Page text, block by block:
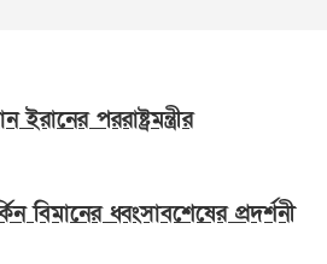
পররাষ্ট্রমন্ত্রীর
বিমানের ধ্বংসাবশেষের প্রদর্শনী